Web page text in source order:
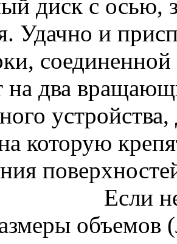
диск с осью,
Удачно и
на два
которую
Если
объемов